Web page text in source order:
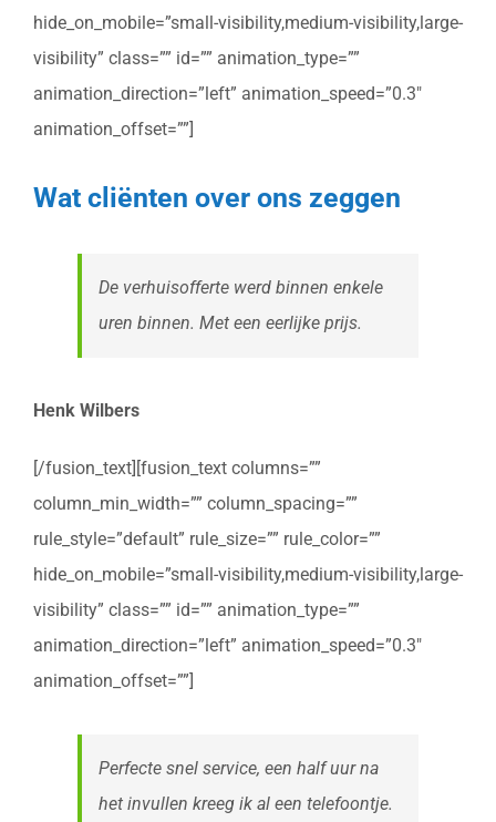
hide_on_mobile=”small-visibility,medium-visibility,large-
visibility” class=”” id=”” animation_type=””
animation_direction=”left” animation_speed=”0.3″
animation_offset=””]
Wat cliënten over ons zeggen
De verhuisofferte werd binnen enkele
uren binnen. Met een eerlijke prijs.
Henk Wilbers
[/fusion_text][fusion_text columns=””
column_min_width=”” column_spacing=””
rule_style=”default” rule_size=”” rule_color=””
hide_on_mobile=”small-visibility,medium-visibility,large-
visibility” class=”” id=”” animation_type=””
animation_direction=”left” animation_speed=”0.3″
animation_offset=””]
Perfecte snel service, een half uur na
het invullen kreeg ik al een telefoontje.